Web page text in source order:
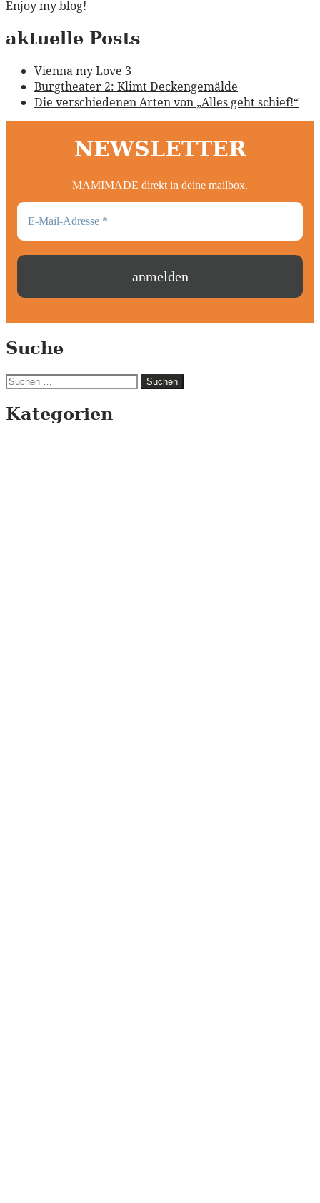
Enjoy my blog!
aktuelle Posts
Vienna my Love 3
Burgtheater 2: Klimt Deckengemälde
Die verschiedenen Arten von „Alles geht schief!“
NEWSLETTER
MAMIMADE direkt in deine mailbox.
Suche
Suchen
Kategorien